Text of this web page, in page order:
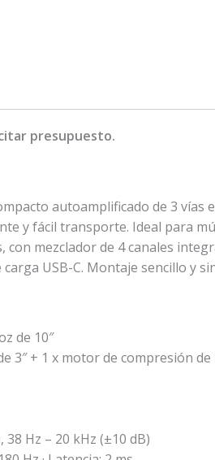
presupuesto.
autoamplificado de 3
y fácil transporte. Ideal para
mezclador de 4 canales
USB-C. Montaje sencillo y
de 10″
3″ + 1 x motor de compresión de
Hz – 20 kHz (±10 dB)